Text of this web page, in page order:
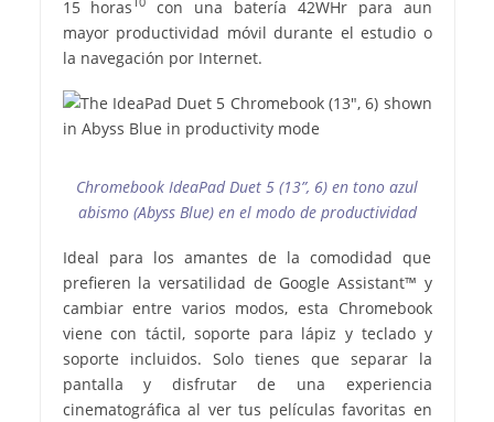
15 horas
con una batería 42WHr para aun
mayor productividad móvil durante el estudio o
la navegación por Internet.
Chromebook IdeaPad Duet 5 (13”, 6) en tono azul
abismo (Abyss Blue) en el modo de productividad
Ideal para los amantes de la comodidad que
prefieren la versatilidad de Google Assistant™ y
cambiar entre varios modos, esta Chromebook
viene con táctil, soporte para lápiz y teclado y
soporte incluidos. Solo tienes que separar la
pantalla y disfrutar de una experiencia
cinematográfica al ver tus películas favoritas en